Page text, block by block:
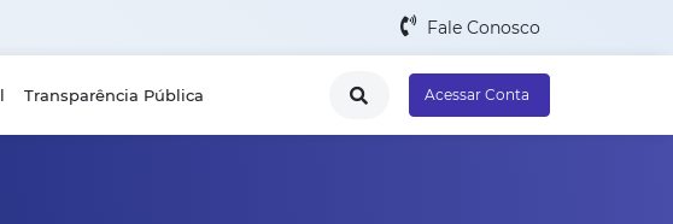
Fale Conosco
Transparência Pública Acessar Conta